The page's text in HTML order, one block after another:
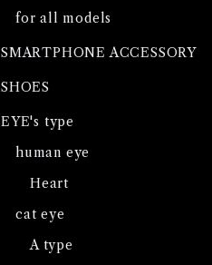
for all models
SMARTPHONE ACCESSORY
SHOES
EYE's type
human eye
Heart
cat eye
A type